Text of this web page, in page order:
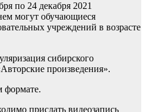
по 24 декабря 2021
могут обучающиеся
учреждений в возрасте
сибирского
произведения».
формате.
прислать видеозапись